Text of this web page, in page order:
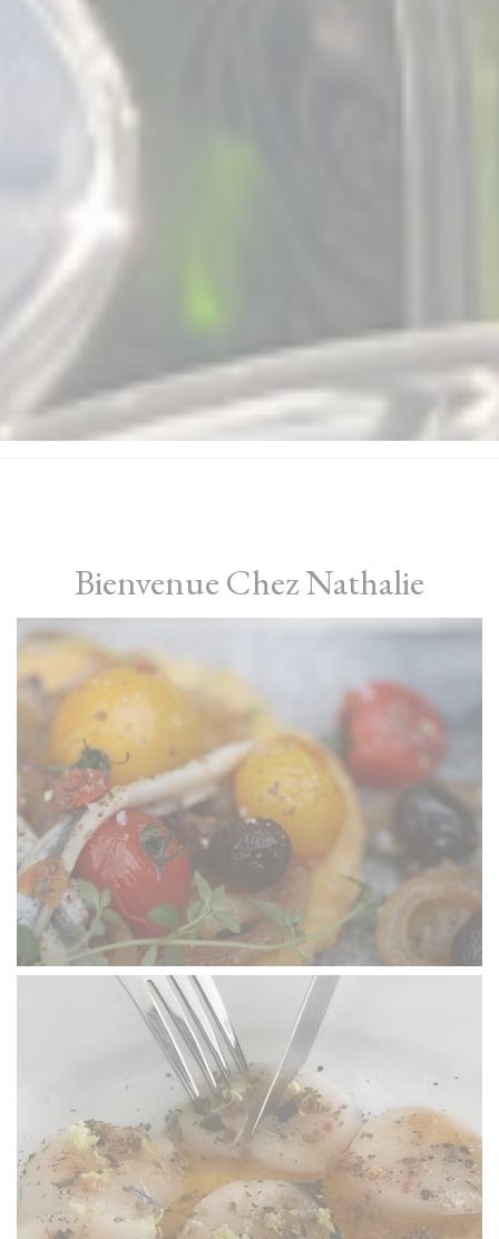
Bienvenue Chez Nathalie